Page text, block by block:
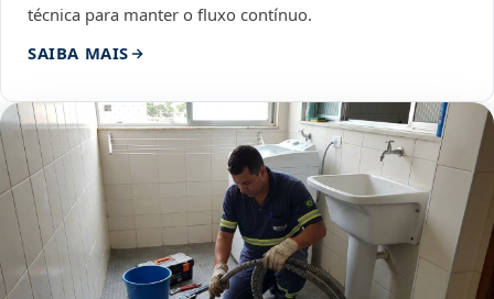
técnica para manter o fluxo contínuo.
SAIBA MAIS